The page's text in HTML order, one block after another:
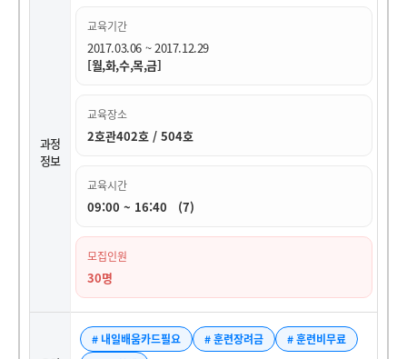
과정
정보
교육기간
2017.03.06 ~ 2017.12.29
[월,화,수,목,금]
교육장소
2호관402호 / 504호
교육시간
09:00 ~ 16:40 (7)
모집인원
30명
# 내일배움카드필요 # 훈련장려금
# 훈련비무료